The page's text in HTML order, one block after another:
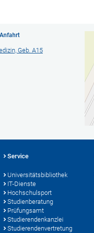
Anfahrt
Geb. A15
Service
Universitätsbibliothek
IT-Dienste
Hochschulsport
Studienberatung
Prüfungsamt
Studierendenkanzlei
Studierendenvertretung